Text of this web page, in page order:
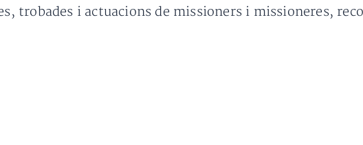
trobades i actuacions de missioners i missioneres,